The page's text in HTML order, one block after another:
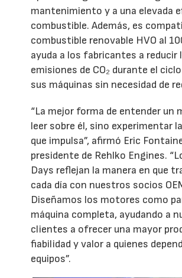
mantenimiento y a una elevada
combustible. Además, es
combustible renovable HVO al
ayuda a los fabricantes a reducir
emisiones de CO₂ durante el
sus máquinas sin necesidad de
“La mejor forma de entender un
leer sobre él, sino experimentar
que impulsa”, afirmó Eric
presidente de Rehlko Engines.
Days reflejan la manera en que
cada día con nuestros socios
Diseñamos los motores como
máquina completa, ayudando a
clientes a ofrecer una mayor
fiabilidad y valor a quienes
equipos”.